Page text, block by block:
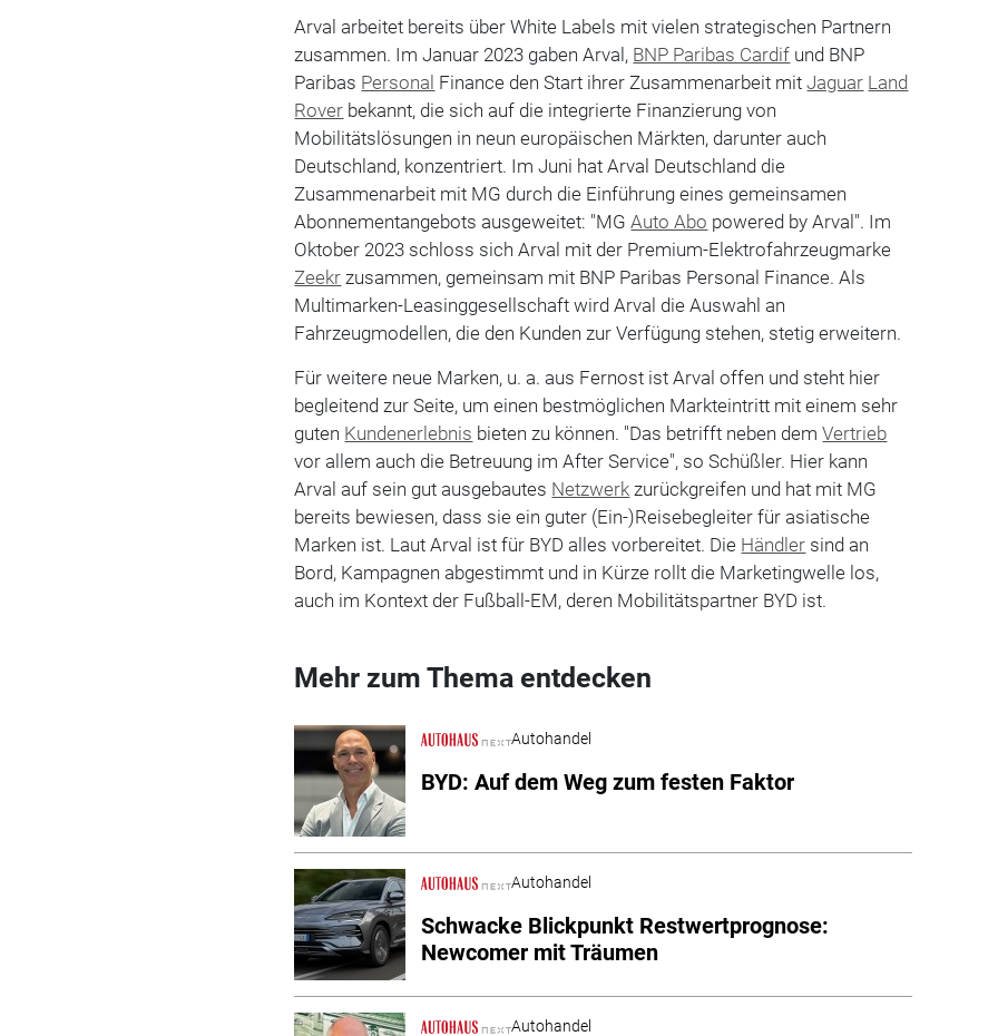
Arval arbeitet bereits über White Labels mit vielen strategischen Partnern
zusammen. Im Januar 2023 gaben Arval, BNP Paribas Cardif und BNP
Paribas Personal Finance den Start ihrer Zusammenarbeit mitJaguar Land
Rover bekannt, die sich auf die integrierte Finanzierung von
Mobilitätslösungen in neun europäischen Märkten, darunter auch
Deutschland, konzentriert. Im Juni hat Arval Deutschland die
Zusammenarbeit mit MG durch die Einführung eines gemeinsamen
Abonnementangebots ausgeweitet: "MGAuto Abo powered by Arval". Im
Oktober 2023 schloss sich Arval mit der Premium-Elektrofahrzeugmarke
Zeekr zusammen, gemeinsam mit BNP Paribas Personal Finance. Als
Multimarken-Leasinggesellschaft wird Arval die Auswahl an
Fahrzeugmodellen, die den Kunden zur Verfügung stehen, stetig erweitern.
Für weitere neue Marken, u. a. aus Fernost ist Arval offen und steht hier
begleitend zur Seite, um einen bestmöglichen Markteintritt mit einem sehr
guten Kundenerlebnis bieten zu können. "Das betrifft neben demVertrieb
vor allem auch die Betreuung im After Service", so Schüßler. Hier kann
Arval auf sein gut ausgebautes Netzwerk zurückgreifen und hat mit MG
bereits bewiesen, dass sie ein guter (Ein-)Reisebegleiter für asiatische
Marken ist. Laut Arval ist für BYD alles vorbereitet. Die Händler sind an
Bord, Kampagnen abgestimmt und in Kürze rollt die Marketingwelle los,
auch im Kontext der Fußball-EM, deren Mobilitätspartner BYD ist.
Mehr zum Thema entdecken
Autohandel
BYD: Auf dem Weg zum festen Faktor
Autohandel
Schwacke Blickpunkt Restwertprognose:
Newcomer mit Träumen
Autohandel